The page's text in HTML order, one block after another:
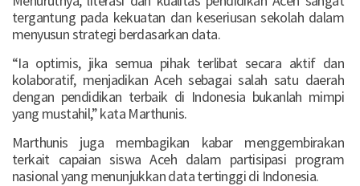
tergantung pada kekuatan dan keseriusan sekolah dalam
menyusun strategi berdasarkan data.
“Ia optimis, jika semua pihak terlibat secara aktif dan
kolaboratif, menjadikan Aceh sebagai salah satu daerah
dengan pendidikan terbaik di Indonesia bukanlah mimpi
yang mustahil,” kata Marthunis.
Marthunis juga membagikan kabar menggembirakan
terkait capaian siswa Aceh dalam partisipasi program
nasional yang menunjukkan data tertinggi di Indonesia.